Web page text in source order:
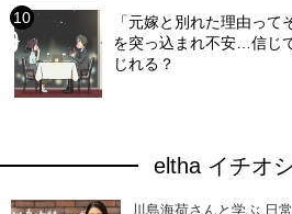
「元嫁と別れた理由っ
を突っ込まれ不安…信じ
じれる？
eltha イチオ
川島海荷さんと学ぶ 日